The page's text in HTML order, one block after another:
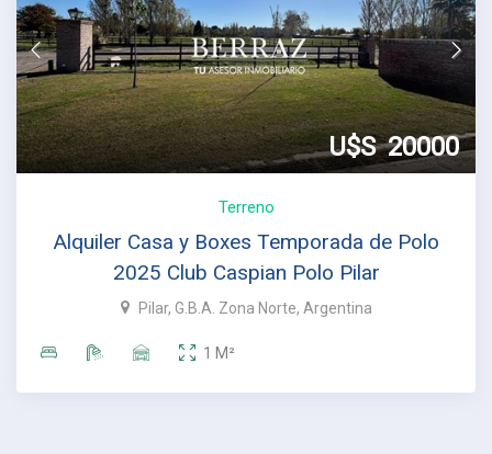
U$S20000
Terreno
Alquiler Casa y Boxes Temporada de Polo
2025 Club Caspian Polo Pilar
Pilar, G.B.A. Zona Norte, Argentina
1 M²